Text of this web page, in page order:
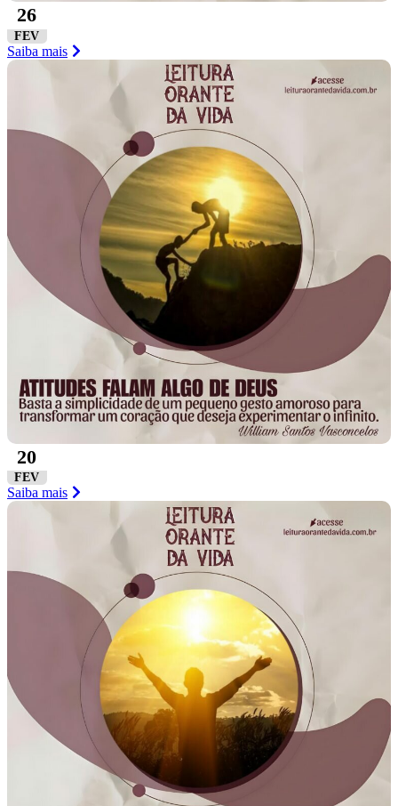
26
FEV
Saiba mais
20
FEV
Saiba mais